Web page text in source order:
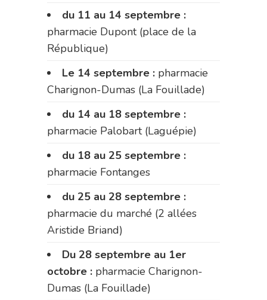
du 11 au 14 septembre :
pharmacie Dupont (place de la
République)
Le 14 septembre : pharmacie
Charignon-Dumas (La Fouillade)
du 14 au 18 septembre :
pharmacie Palobart (Laguépie)
du 18 au 25 septembre :
pharmacie Fontanges
du 25 au 28 septembre :
pharmacie du marché (2 allées
Aristide Briand)
Du 28 septembre au 1er
octobre : pharmacie Charignon-
Dumas (La Fouillade)